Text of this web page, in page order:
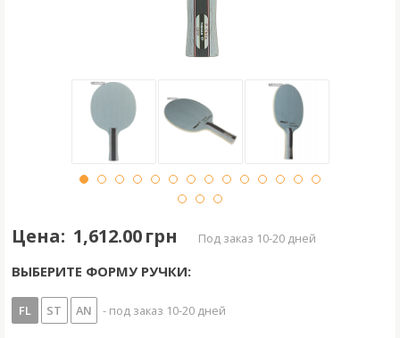
Цена: 1,612.00 грн под заказ 10-20 дней
ВЫБЕРИТЕ ФОРМУ РУЧКИ:
FL ST AN - под заказ 10-20 дней